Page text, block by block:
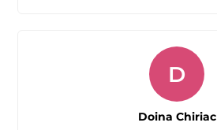
D
Doina Chiriac